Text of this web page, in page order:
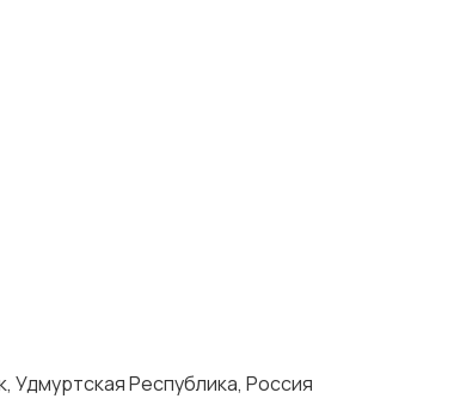
Удмуртская Республика, Россия